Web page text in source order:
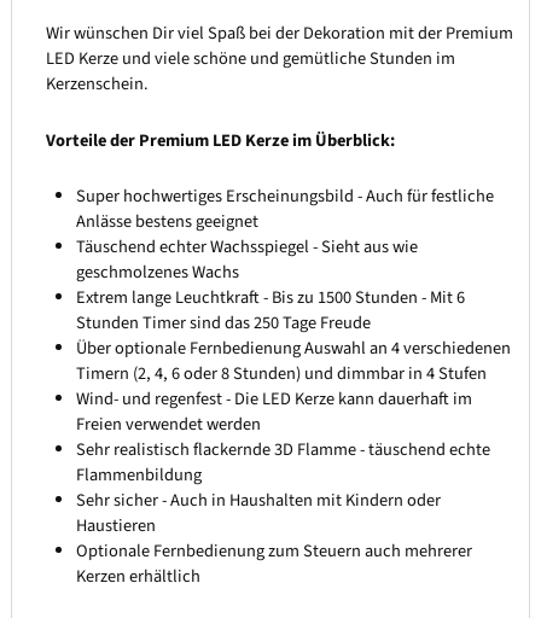
Wir wünschen Dir viel Spaß bei der Dekoration mit der Premium
LED Kerze und viele schöne und gemütliche Stunden im
Kerzenschein.
Vorteile der Premium LED Kerze im Überblick:
Super hochwertiges Erscheinungsbild - Auch für festliche
Anlässe bestens geeignet
Täuschend echter Wachsspiegel - Sieht aus wie
geschmolzenes Wachs
Extrem lange Leuchtkraft - Bis zu 1500 Stunden - Mit 6
Stunden Timer sind das 250 Tage Freude
Über optionale Fernbedienung Auswahl an 4 verschiedenen
Timern (2, 4, 6 oder 8 Stunden) und dimmbar in 4 Stufen
Wind- und regenfest - Die LED Kerze kann dauerhaft im
Freien verwendet werden
Sehr realistisch flackernde 3D Flamme - täuschend echte
Flammenbildung
Sehr sicher - Auch in Haushalten mit Kindern oder
Haustieren
Optionale Fernbedienung zum Steuern auch mehrerer
Kerzen erhältlich